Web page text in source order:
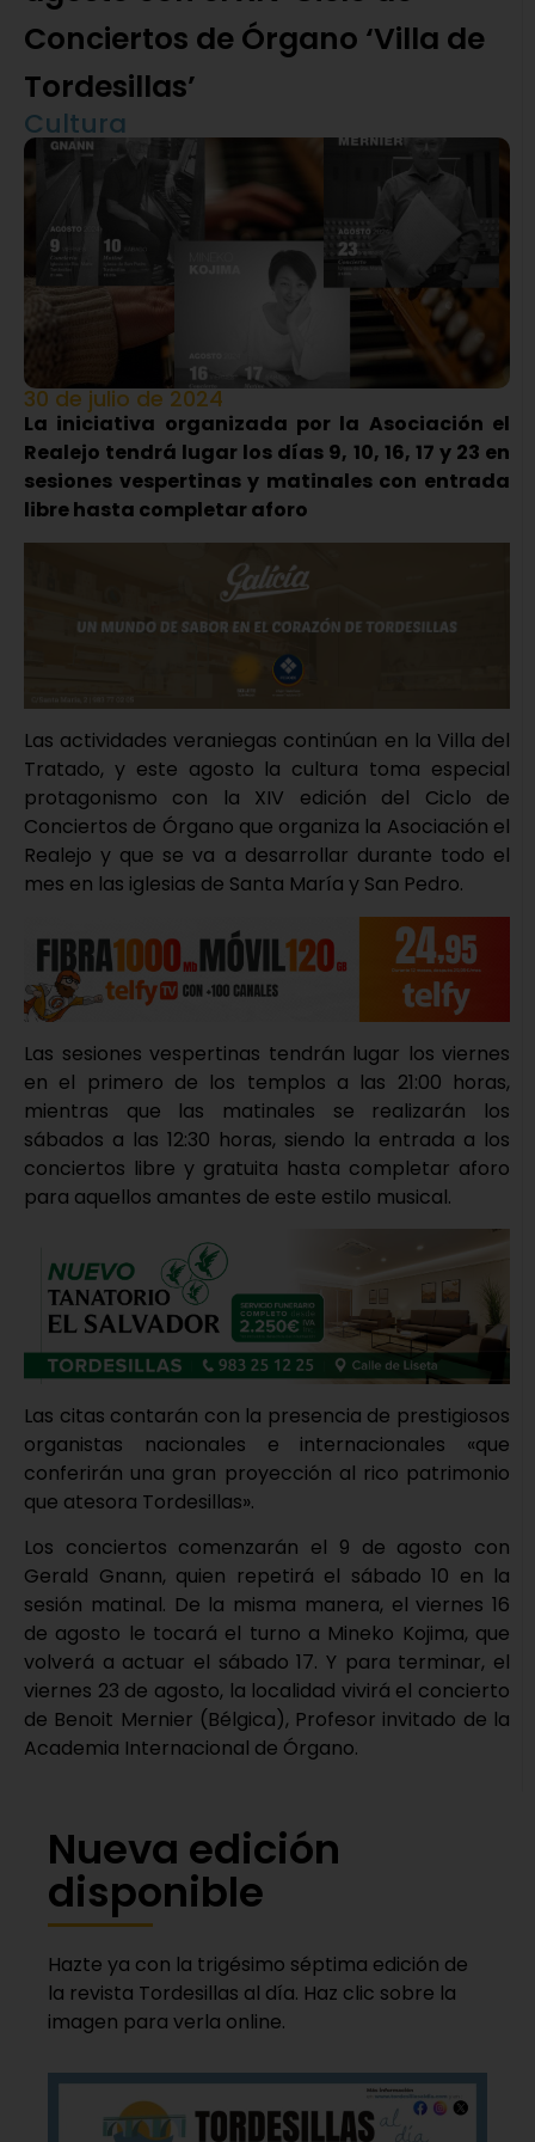
Conciertos de Órgano ‘Villa de
Tordesillas’
Cultura
30 de julio de 2024
La iniciativa organizada por la Asociación el
Realejo tendrá lugar los días 9, 10, 16, 17 y 23 en
sesiones vespertinas y matinales con entrada
libre hasta completar aforo
Las actividades veraniegas continúan en la Villa del
Tratado, y este agosto la cultura toma especial
protagonismo con la XIV edición del Ciclo de
Conciertos de Órgano que organiza la Asociación el
Realejo y que se va a desarrollar durante todo el
mes en las iglesias de Santa María y San Pedro.
Las sesiones vespertinas tendrán lugar los viernes
en el primero de los templos a las 21:00 horas,
mientras que las matinales se realizarán los
sábados a las 12:30 horas, siendo la entrada a los
conciertos libre y gratuita hasta completar aforo
para aquellos amantes de este estilo musical.
Las citas contarán con la presencia de prestigiosos
organistas nacionales e internacionales «que
conferirán una gran proyección al rico patrimonio
que atesora Tordesillas».
Los conciertos comenzarán el 9 de agosto con
Gerald Gnann, quien repetirá el sábado 10 en la
sesión matinal. De la misma manera, el viernes 16
de agosto le tocará el turno a Mineko Kojima, que
volverá a actuar el sábado 17. Y para terminar, el
viernes 23 de agosto, la localidad vivirá el concierto
de Benoit Mernier (Bélgica), Profesor invitado de la
Academia Internacional de Órgano.
Nueva edición
disponible
Hazte ya con la trigésimo séptima edición de
la revista Tordesillas al día. Haz clic sobre la
imagen para verla online.